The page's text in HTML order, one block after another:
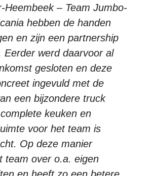
Heembeek – Team Jumbo-
hebben de handen
en zijn een partnership
Eerder werd daarvoor al
gesloten en deze
ingevuld met de
een bijzondere truck
keuken en
voor het team is
Op deze manier
team over o.a. eigen